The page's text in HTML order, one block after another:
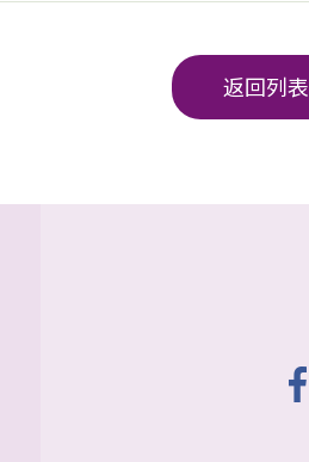
返回列表